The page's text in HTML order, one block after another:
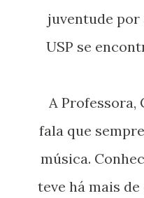
juventude por
USP se
A Professora, Cantora e Compositora traz um misto de doçura e firmeza na
fala que
música.
teve há mais